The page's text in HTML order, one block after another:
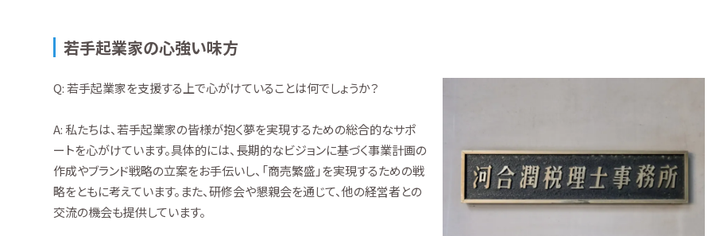
若手起業家の心強い味方
Q: 若手起業家を支援する上で心がけていることは何でしょうか？
A: 私たちは、若手起業家の皆様が抱く夢を実現するための総合的なサポ
ートを心がけています。具体的には、長期的なビジョンに基づく事業計画の
作成やブランド戦略の立案をお手伝いし、「商売繁盛」を実現するための戦
略をともに考えています。また、研修会や懇親会を通じて、他の経営者との
交流の機会も提供しています。